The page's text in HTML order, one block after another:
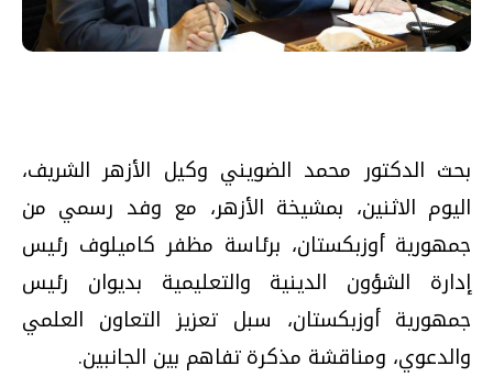
بحث الدكتور محمد الضويني وكيل الأزهر الشريف،
اليوم الاثنين، بمشيخة الأزهر، مع وفد رسمي من
جمهورية أوزبكستان، برئاسة مظفر كاميلوف رئيس
إدارة الشؤون الدينية والتعليمية بديوان رئيس
جمهورية أوزبكستان، سبل تعزيز التعاون العلمي
والدعوي، ومناقشة مذكرة تفاهم بين الجانبين.